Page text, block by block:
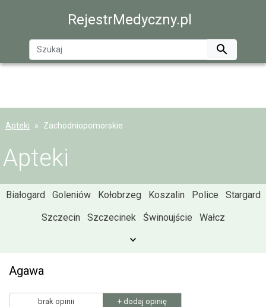
RejestrMedyczny.pl

Apteki Zachodniopomorskie
Apteki
Białogard Goleniów Kołobrzeg Koszalin Police
Stargard
Szczecin
Szczecinek Świnoujście Wałcz
Agawa
brak opinii + dodaj opinię